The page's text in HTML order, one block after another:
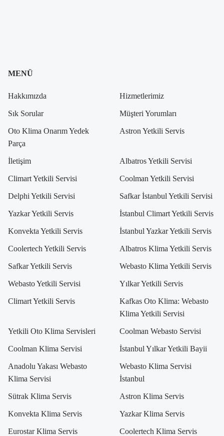
MENÜ
Hakkımızda Hizmetlerimiz
Sık Sorular Müşteri Yorumları
Oto Klima Onarım Yedek
Parça
Astron Yetkili Servis
İletişim Albatros Yetkili Servisi
Climart Yetkili Servisi Coolman Yetkili Servisi
Delphi Yetkili Servisi Safkar İstanbul Yetkili Servisi
Yazkar Yetkili Servis İstanbul Climart Yetkili Servis
Konvekta Yetkili Servis İstanbul Yazkar Yetkili Servis
Coolertech Yetkili Servis Albatros Klima Yetkili Servis
Safkar Yetkili Servis Webasto Klima Yetkili Servis
Webasto Yetkili Servisi Yılkar Yetkili Servis
Climart Yetkili Servis
Kafkas Oto Klima: Webasto
Klima Yetkili Servisi
Yetkili Oto Klima Servisleri Coolman Webasto Servisi
Coolman Klima Servisi İstanbul Yılkar Yetkili Bayii
Anadolu Yakası Webasto
Klima Servisi
Webasto Klima Servisi
İstanbul
Sütrak Klima Servis Astron Klima Servis
Konvekta Klima Servis Yazkar Klima Servis
Eurostar Klima Servis Coolertech Klima Servis